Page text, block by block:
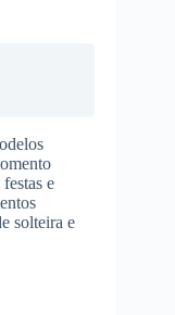
e
solteira e